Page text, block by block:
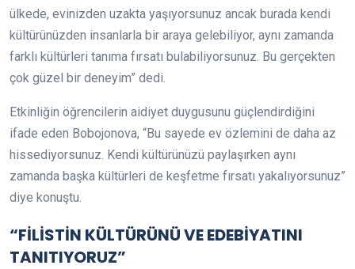
ülkede, evinizden uzakta yaşıyorsunuz ancak burada kendi
kültürünüzden insanlarla bir araya gelebiliyor, aynı zamanda
farklı kültürleri tanıma fırsatı bulabiliyorsunuz. Bu gerçekten
çok güzel bir deneyim” dedi.
Etkinliğin öğrencilerin aidiyet duygusunu güçlendirdiğini
ifade eden Bobojonova, “Bu sayede ev özlemini de daha az
hissediyorsunuz. Kendi kültürünüzü paylaşırken aynı
zamanda başka kültürleri de keşfetme fırsatı yakalıyorsunuz”
diye konuştu.
“FİLİSTİN KÜLTÜRÜNÜ VE EDEBİYATINI
TANITIYORUZ”